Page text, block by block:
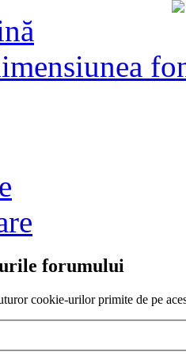
forumului
cookie-urilor primite de pe